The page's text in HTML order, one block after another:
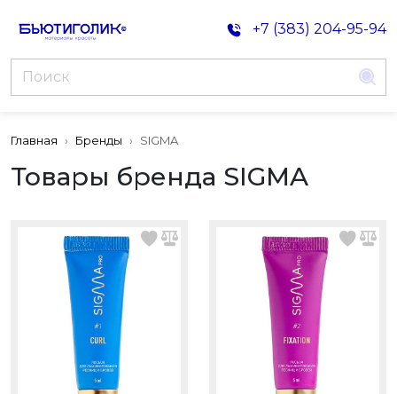
+7 (383) 204-95-94
Главная Бренды SIGMA
Товары бренда SIGMA